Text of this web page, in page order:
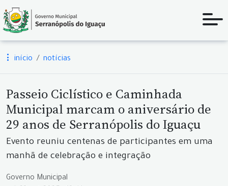
início notícias
Passeio Ciclístico e Caminhada
Municipal marcam o aniversário de
29 anos de Serranópolis do Iguaçu
Evento reuniu centenas de participantes em uma
manhã de celebração e integração
Governo Municipal